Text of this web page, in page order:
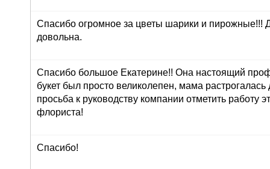
Спасибо огромное за цветы шарики и пирожные!!!
довольна.
Спасибо большое Екатерине!! Она настоящий
букет был просто великолепен, мама
просьба к руководству компании отметить работу
флориста!
Спасибо!